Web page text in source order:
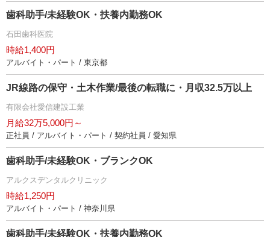
歯科助手/未経験OK・扶養内勤務OK
石田歯科医院
時給1,400円
アルバイト・パート / 東京都
JR線路の保守・土木作業/最後の転職に・月収32.5万以上
有限会社愛信建設工業
月給32万5,000円～
正社員 / アルバイト・パート / 契約社員 / 愛知県
歯科助手/未経験OK・ブランクOK
アルクスデンタルクリニック
時給1,250円
アルバイト・パート / 神奈川県
歯科助手/未経験OK・扶養内勤務OK